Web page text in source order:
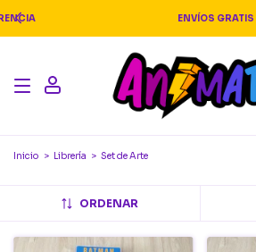
ENVÍOS GRATIS EN COMPRAS
Inicio > Librería > Set de Arte
ORDENAR